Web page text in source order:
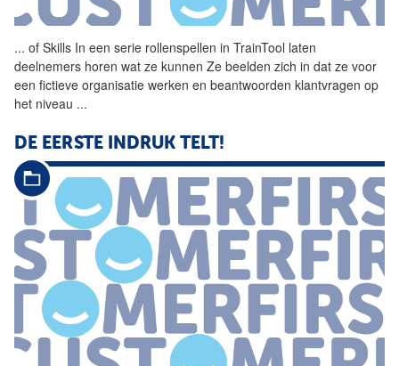
... of Skills In een serie rollenspellen in TrainTool laten
deelnemers horen wat ze kunnen Ze beelden zich in dat ze voor
een fictieve organisatie werken en beantwoorden klantvragen op
het niveau ...
DE EERSTE INDRUK TELT!